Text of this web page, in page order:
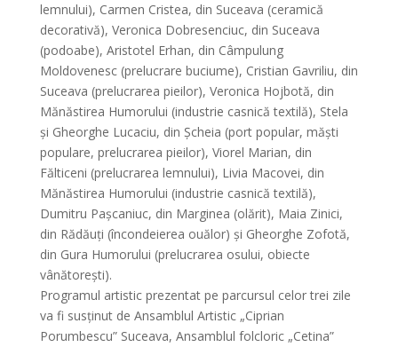
lemnului), Carmen Cristea, din Suceava (ceramică
decorativă), Veronica Dobresenciuc, din Suceava
(podoabe), Aristotel Erhan, din Câmpulung
Moldovenesc (prelucrare buciume), Cristian Gavriliu, din
Suceava (prelucrarea pieilor), Veronica Hojbotă, din
Mănăstirea Humorului (industrie casnică textilă), Stela
și Gheorghe Lucaciu, din Șcheia (port popular, măști
populare, prelucrarea pieilor), Viorel Marian, din
Fălticeni (prelucrarea lemnului), Livia Macovei, din
Mănăstirea Humorului (industrie casnică textilă),
Dumitru Pașcaniuc, din Marginea (olărit), Maia Zinici,
din Rădăuți (încondeierea ouălor) și Gheorghe Zofotă,
din Gura Humorului (prelucrarea osului, obiecte
vânătorești).
Programul artistic prezentat pe parcursul celor trei zile
va fi susținut de Ansamblul Artistic „Ciprian
Porumbescu” Suceava, Ansamblul folcloric „Cetina”